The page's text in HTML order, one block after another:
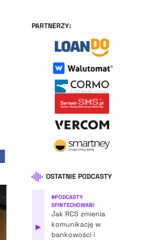
PARTNERZY:
OSTATNIE PODCASTY
▶
#PODCASTY
SFINTECHOWANI
Jak RCS zmienia
komunikację w
bankowości i